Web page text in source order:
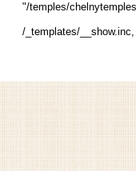
"/temples/
/_templates/__show.inc